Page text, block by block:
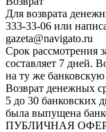
Для возврата
333-33-06 или
gazeta@navigato.ru
Срок рассмотрения
составляет 7 дней.
на ту же банковскую
Возврат денежных
5 до 30 банковских
была выпущена
ПУБЛИЧНАЯ